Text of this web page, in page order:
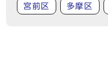
宮前区 多摩区